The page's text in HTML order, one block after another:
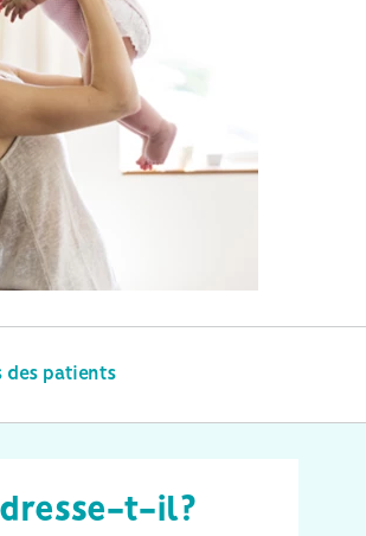
des patients
t-il?